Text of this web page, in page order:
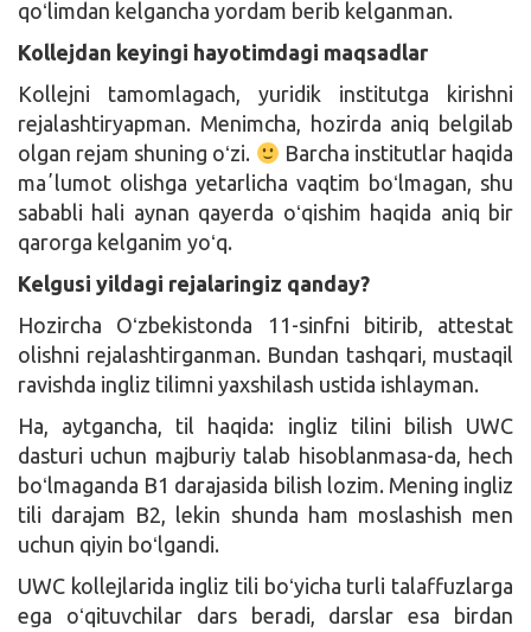
qoʻlimdan kelgancha yordam berib kelganman.
Kollejdan keyingi hayotimdagi maqsadlar
Kollejni tamomlagach, yuridik institutga kirishni
rejalashtiryapman. Menimcha, hozirda aniq belgilab
olgan rejam shuning oʻzi.
Barcha institutlar haqida
maʼlumot olishga yetarlicha vaqtim boʻlmagan, shu
sababli hali aynan qayerda oʻqishim haqida aniq bir
qarorga kelganim yoʻq.
Kelgusi yildagi rejalaringiz qanday?
Hozircha Oʻzbekistonda 11-sinfni bitirib, attestat
olishni rejalashtirganman. Bundan tashqari, mustaqil
ravishda ingliz tilimni yaxshilash ustida ishlayman.
Ha, aytgancha, til haqida: ingliz tilini bilish UWC
dasturi uchun majburiy talab hisoblanmasa-da, hech
boʻlmaganda B1 darajasida bilish lozim. Mening ingliz
tili darajam B2, lekin shunda ham moslashish men
uchun qiyin boʻlgandi.
UWC kollejlarida ingliz tili boʻyicha turli talaffuzlarga
ega oʻqituvchilar dars beradi, darslar esa birdan